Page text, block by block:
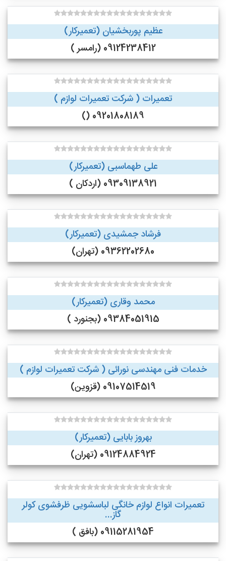
عظیم پوربخشیان (تعمیرکار)
09124238412 (رامسر )
تعمیرات ( شرکت تعمیرات لوازم )
09201808189 ()
علی طهماسبی (تعمیرکار)
09309138921 (اردکان )
فرشاد جمشیدی (تعمیرکار)
09362202680 (تهران)
محمد وقاری (تعمیرکار)
09384051915 (بجنورد )
خدمات فنی مهندسی نورائی ( شرکت تعمیرات لوازم )
09107514519 (قزوین)
بهروز بابایی (تعمیرکار)
09124884924 (تهران)
تعمیرات انواع لوازم خانگی لباسشویی ظرفشوی کولر
گاز...
09115281954 (بافق )